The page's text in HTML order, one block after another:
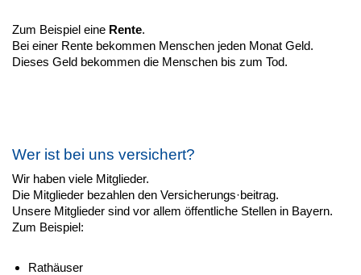
Zum Beispiel eine Rente.
Bei einer Rente bekommen Menschen jeden Monat Geld.
Dieses Geld bekommen die Menschen bis zum Tod.
Wer ist bei uns versichert?
Wir haben viele Mitglieder.
Die Mitglieder bezahlen den Versicherungs·beitrag.
Unsere Mitglieder sind vor allem öffentliche Stellen in Bayern.
Zum Beispiel:
Rathäuser